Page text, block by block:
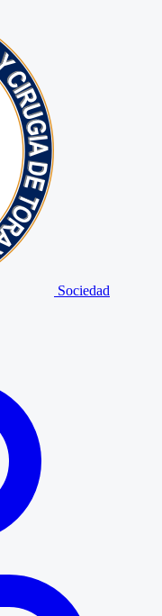
Sociedad